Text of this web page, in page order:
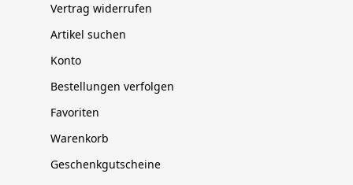
Vertrag widerrufen
Artikel suchen
Konto
Bestellungen verfolgen
Favoriten
Warenkorb
Geschenkgutscheine